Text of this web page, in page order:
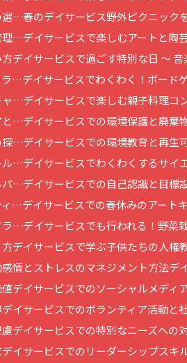
選…春のデイサービス野外ピクニック
理…デイサービスで楽しむアートと陶
デイサービスで過ごす特別な日 ～
ラ…デイサービスでわくわく！ボード
ャ…デイサービスで楽しむ親子料理コ
と…デイサービスでの環境保護と廃棄
探…デイサービスでの環境教育と再生
ル…デイサービスでわくわくするサイ
パ…デイサービスでの自己認識と目標
ィ…デイサービスでの春休みのアート
ラ…デイサービスでも行われる！野菜
デイサービスで学ぶ子供たちの人権
感情とストレスのマネジメント方法デ
デイサービスでのソーシャルメディ
デイサービスでのボランティア活動と
デイサービスでの特別なニーズへの
デイサービスでのリーダーシップスキ